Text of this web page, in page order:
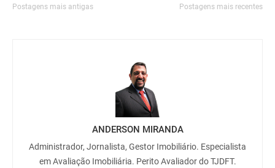
Postagens mais antigas Postagens mais recentes
ANDERSON MIRANDA
Administrador, Jornalista, Gestor Imobiliário. Especialista
em Avaliação Imobiliária. Perito Avaliador do TJDFT.